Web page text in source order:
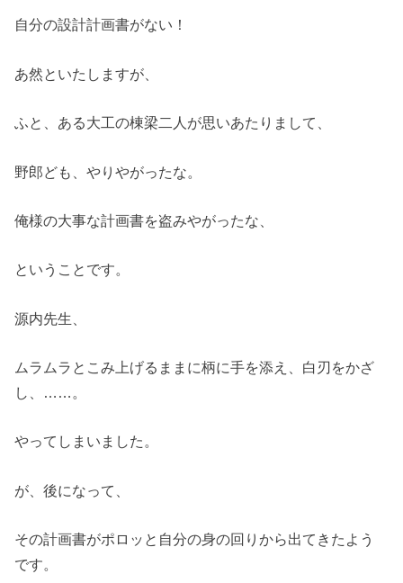
自分の設計計画書がない！
あ然といたしますが、
ふと、ある大工の棟梁二人が思いあたりまして、
野郎ども、やりやがったな。
俺様の大事な計画書を盗みやがったな、
ということです。
源内先生、
ムラムラとこみ上げるままに柄に手を添え、白刃をかざ
し、……。
やってしまいました。
が、後になって、
その計画書がポロッと自分の身の回りから出てきたよう
です。